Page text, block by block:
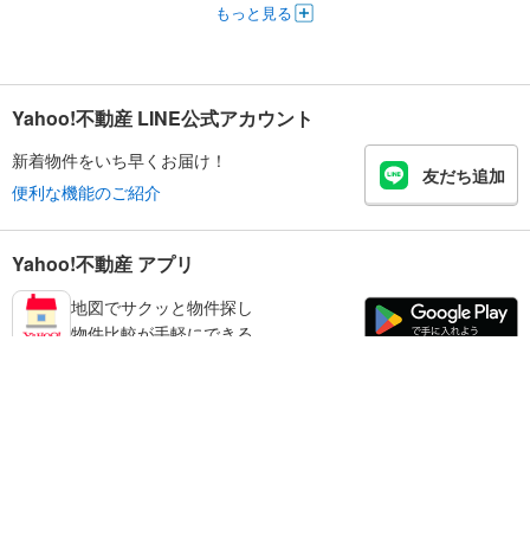
もっと見る
Yahoo!不動産 LINE公式アカウント
新着物件をいち早くお届け！
便利な機能のご紹介
友だち追加
Yahoo!不動産 アプリ
地図でサクッと物件探し
物件比較が手軽にできる